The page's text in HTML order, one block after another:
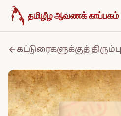
உள்ளடக்கத்திற்குச் செல்க
தமிழீழ ஆவணக் காப்பகம்
கட்டுரைகளுக்குத் திரும்பு